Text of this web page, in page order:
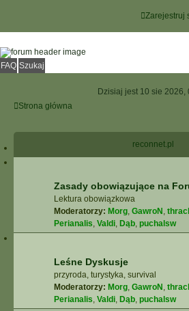
Zarejestruj
FAQ Szukaj
Dzisiaj jest 10 sie 2026,
Strona główna
reconnet.pl
Zasady obowiązujące na
Lektura obowiązkowa
Moderatorzy: Morg, GawroN ,
Perianalis, Valdi, Dąb, puchalsw
Leśne Dyskusje
przyroda, turystyka, survival
Moderatorzy: Morg, GawroN ,
Perianalis, Valdi, Dąb, puchalsw